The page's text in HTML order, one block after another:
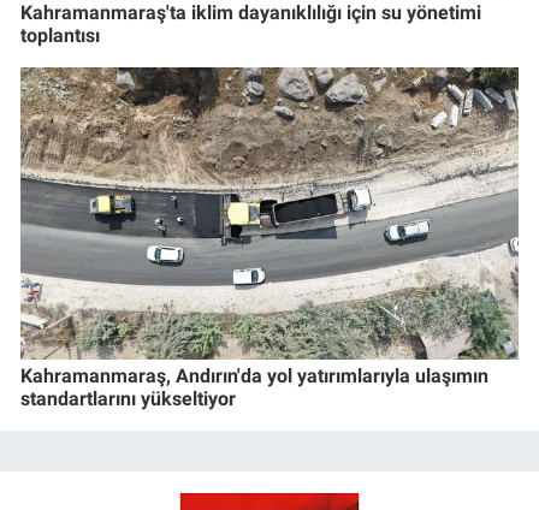
Kahramanmaraş'ta iklim dayanıklılığı için su yönetimi
toplantısı
Kahramanmaraş, Andırın'da yol yatırımlarıyla ulaşımın
standartlarını yükseltiyor